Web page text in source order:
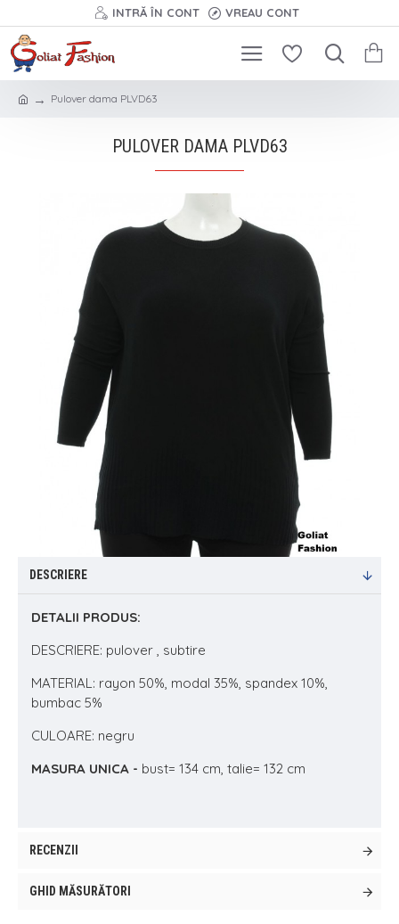
INTRĂ ÎN CONT VREAU CONT
Pulover dama PLVD63
PULOVER DAMA PLVD63
DESCRIERE
DETALII PRODUS:
DESCRIERE: pulover , subtire
MATERIAL: rayon 50%, modal 35%, spandex 10%,
bumbac 5%
CULOARE: negru
MASURA UNICA - bust= 134 cm, talie= 132 cm
RECENZII
GHID MĂSURĂTORI